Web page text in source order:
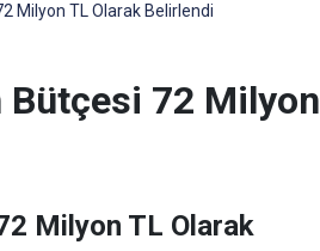
Milyon TL Olarak Belirlendi
Bütçesi 72 Milyon
Milyon TL Olarak